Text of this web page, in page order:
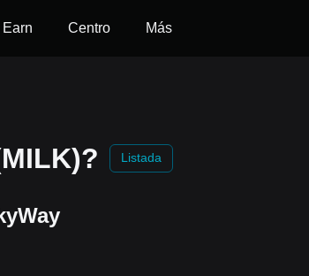
Earn Centro Más
Listada